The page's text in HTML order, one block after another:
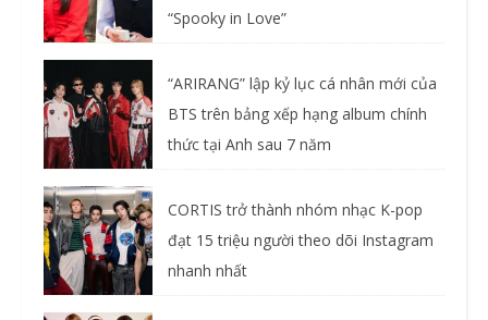
“Spooky in Love”
“ARIRANG” lập kỷ lục cá nhân mới của
BTS trên bảng xếp hạng album chính
thức tại Anh sau 7 năm
CORTIS trở thành nhóm nhạc K-pop
đạt 15 triệu người theo dõi Instagram
nhanh nhất